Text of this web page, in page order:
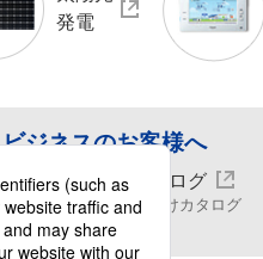
発電
ビジネスのお客様へ
WEBカタログ
ビジネス向けカタログ
閲覧・請求